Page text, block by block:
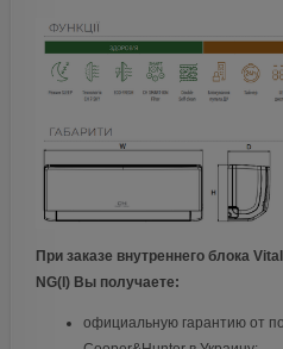
При заказе внутреннего блока
NG(I)Вы получаете:
официальную гарантию от